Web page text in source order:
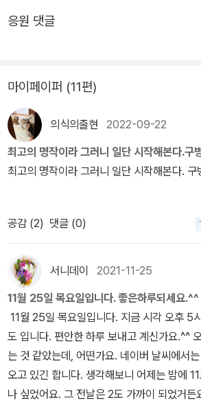
하의 엄마 이녕도 딱하다. 제대로 된 사랑 한
하는 무슨 생각을 했을까. 강하는 끝내 곤을
운 강하. 강하가 예전에 당신을 어떤 방식으로
이 곧 증오를 가리키지는 않는다는 걸. 그건
연함이라는 걸요. 사람을 바라보는 사람의 마
기울어지는 물 위의 뗏목 같아요. 그 불안정함
람이 다른 사람을 받아들이는 유일한 방법 아
에 확신이라곤 없다는 사실뿐이지 않을까요.
표류하고 있을까. 곤은 지금쯤 어디를 휘저으
그들의 유대감과 사랑이 여름 장마에도 굳건
편으로 나는 곤이 자유롭기를 바란다. 모두 잊
영하면 안 되겠느냐고, 언젠가 그 애를 만나
애는 조용히 고개를 저을 테지만.가여운 소년
임이 조금 아쉽다. 처음 서술자로 등장하는
정을 전해주는 전달자 역할을 하고 이녕은 곤
계기를 만든다. 게다가, 이녕과 곤 사이에 벌
요소를 넣었어야 하나. 게다가 해류와 강하의
이 등장한 그 요소. 이해가 되지 않았다. 강하
응원 댓글
마이페이퍼 (11편)
의식의출현 2022-09-22
최고의 명작이라 그러니 일단 시작해본다.구
최고의 명작이라 그러니 일단 시작해본다. 구
공감 (2) 댓글 (0)
서니데이 2021-11-25
11월 25일 목요일입니다. 좋은하루되세요.^^
11월 25일 목요일입니다. 지금 시각 오후 5
도 입니다. 편안한 하루 보내고 계신가요.^^
는 것 같았는데, 어떤가요. 네이버 날씨에서
오고 있긴 합니다. 생각해보니 어제는 밤에
나 싶었어요. 그 전날은 2도 가까이 되었거든